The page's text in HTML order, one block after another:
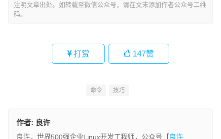
注明文章出处。如转载至微信公众号，请在文末添加作者公众号二维
码。
打赏 147赞
命令 技巧
作者: 良许
良许，世界500强企业Linux开发工程师，公众号【 良许